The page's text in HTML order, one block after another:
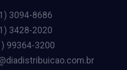
3094-8686
3428-2020
99364-3200